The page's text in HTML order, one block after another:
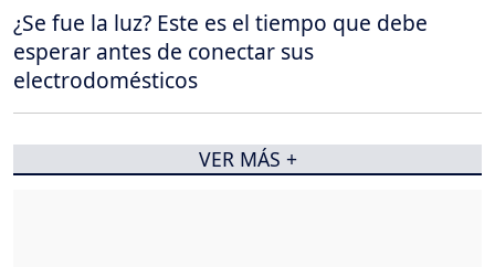
¿Se fue la luz? Este es el tiempo que debe
esperar antes de conectar sus
electrodomésticos
VER MÁS +